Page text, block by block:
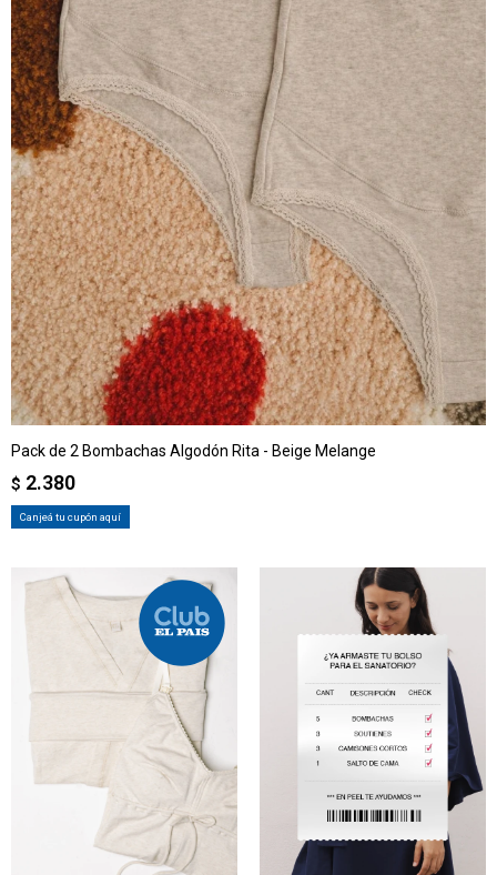
Pack de 2 Bombachas Algodón Rita - Beige Melange
$ 2.380
Canjeá tu cupón aquí